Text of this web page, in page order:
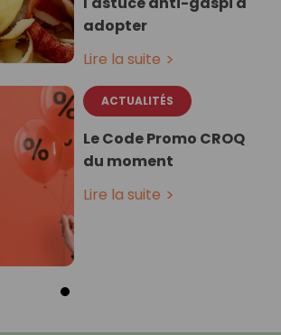
adopter
Lire la suite
ACTUALITÉS
Le Code Promo CROQ
du moment
Lire la suite